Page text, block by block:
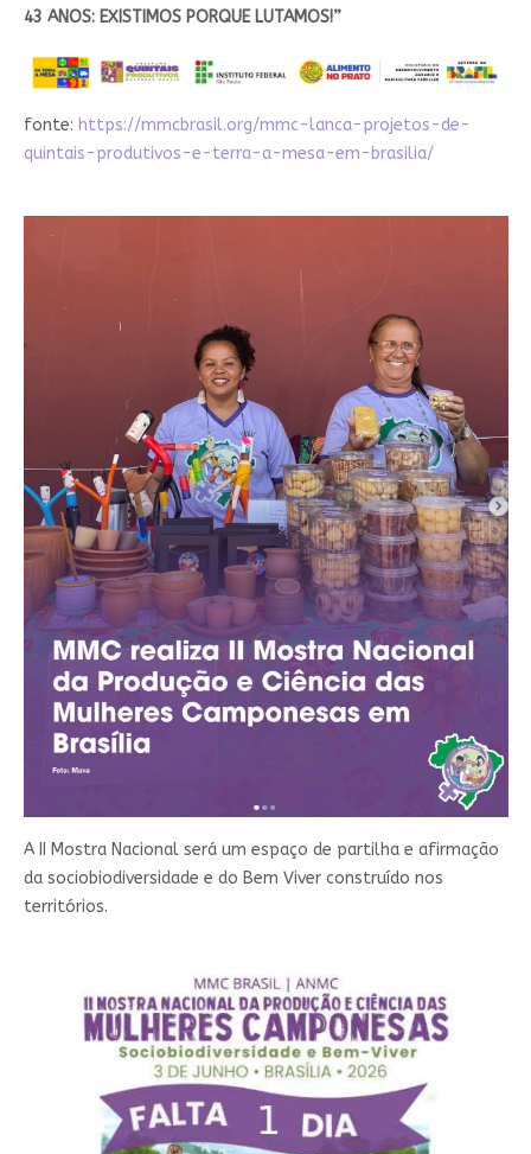
43 ANOS: EXISTIMOS PORQUE LUTAMOS!”
fonte: https://mmcbrasil.org/mmc-lanca-projetos-de-
quintais-produtivos-e-terra-a-mesa-em-brasilia/
A II Mostra Nacional será um espaço de partilha e afirmação
da sociobiodiversidade e do Bem Viver construído nos
territórios.